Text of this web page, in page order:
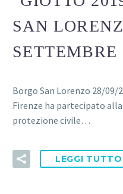
SAN
SETTEMBRE
Borgo San Lorenzo 28/09/
Firenze ha partecipato
protezione civile…
LEGGI TUTTO